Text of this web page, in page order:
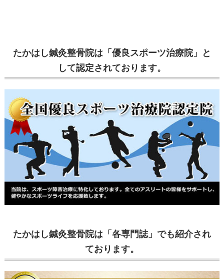
たかはし鍼灸整骨院は「優良スポーツ治療院」と
して認定されております。
たかはし鍼灸整骨院は「各専門誌」でも紹介され
ております。